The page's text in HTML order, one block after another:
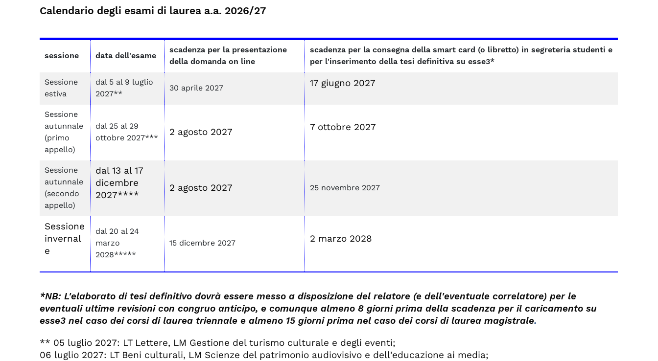
Calendario degli esami di laurea a.a. 2026/27
sessione data dell'esame
scadenza per la presentazione
della domanda on line
scadenza per la consegna della smart card (o libretto) in segreteria studenti e
per l'inserimento della tesi definitiva su esse3*
Sessione
estiva
dal 5 al 9 luglio
2027**
30 aprile 2027 17 giugno 2027
Sessione
autunnale
(primo
appello)
dal 25 al 29
ottobre 2027***
2 agosto 2027 7 ottobre 2027
Sessione
autunnale
(secondo
appello)
dal 13 al 17
dicembre
2027****
2 agosto 2027 25 novembre 2027
Sessione
invernal
e
dal 20 al 24
marzo
2028*****
15 dicembre 2027 2 marzo 2028
*NB: L'elaborato di tesi definitivo dovrà essere messo a disposizione del relatore (e dell'eventuale correlatore) per le
eventuali ultime revisioni con congruo anticipo, e comunque almeno 8 giorni prima della scadenza per il caricamento su
esse3 nel caso dei corsi di laurea triennale e almeno 15 giorni prima nel caso dei corsi di laurea magistrale.
** 05 luglio 2027: LT Lettere, LM Gestione del turismo culturale e degli eventi;
06 luglio 2027: LT Beni culturali, LM Scienze del patrimonio audiovisivo e dell'educazione ai media;